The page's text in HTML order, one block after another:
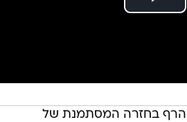
הרף בחזרה המסתמנת של